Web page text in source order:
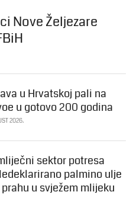
Nove Željezare
u Hrvatskoj pali na
u gotovo 200 godina
2026.
sektor potresa
palmino ulje
u svježem mlijeku